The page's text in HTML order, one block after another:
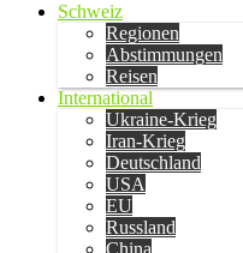
Schweiz
Regionen
Abstimmungen
Reisen
International
Ukraine-Krieg
Iran-Krieg
Deutschland
USA
EU
Russland
China